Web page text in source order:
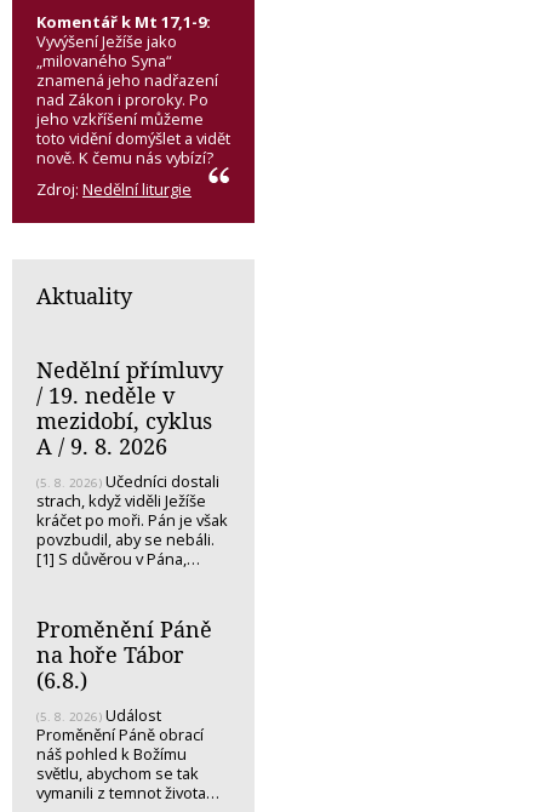
Komentář k Mt 17,1-9:
Vyvýšení Ježíše jako
„milovaného Syna“
znamená jeho nadřazení
nad Zákon i proroky. Po
jeho vzkříšení můžeme
toto vidění domýšlet a vidět
nově. K čemu nás vybízí?
Zdroj: Nedělní liturgie
Aktuality
Nedělní přímluvy
/ 19. neděle v
mezidobí, cyklus
A / 9. 8. 2026
(5. 8. 2026) Učedníci dostali
strach, když viděli Ježíše
kráčet po moři. Pán je však
povzbudil, aby se nebáli.
[1] S důvěrou v Pána,…
Proměnění Páně
na hoře Tábor
(6.8.)
(5. 8. 2026) Událost
Proměnění Páně obrací
náš pohled k Božímu
světlu, abychom se tak
vymanili z temnot života…